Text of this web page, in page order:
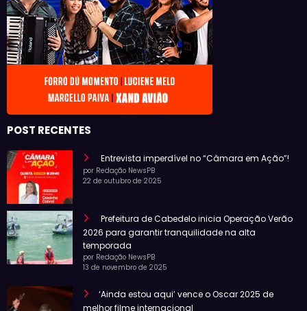
POST RECENTES
Entrevista imperdível no “Câmara em Ação”!
por Redação NewsPB
22 de outubro de 2025
Prefeitura de Cabedelo inicia Operação Verão
2026 para garantir tranquilidade na alta
temporada
por Redação NewsPB
13 de novembro de 2025
‘Ainda estou aqui’ vence o Oscar 2025 de
melhor filme internacional